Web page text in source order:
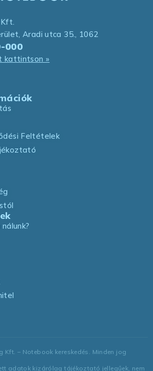
Aradi utca 35., 1062
000
kattintson »
Feltételek
Kft. – Notebook kereskedés. Minden jog
adatok kizárólag tájékoztató jellegűek, nem